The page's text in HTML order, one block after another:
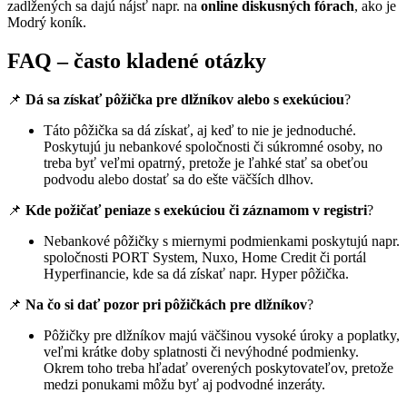
zadlžených sa dajú nájsť napr. na online diskusných fórach, ako je
Modrý koník.
FAQ – často kladené otázky
📌 Dá sa získať pôžička pre dlžníkov alebo s exekúciou?
Táto pôžička sa dá získať, aj keď to nie je jednoduché.
Poskytujú ju nebankové spoločnosti či súkromné osoby, no
treba byť veľmi opatrný, pretože je ľahké stať sa obeťou
podvodu alebo dostať sa do ešte väčších dlhov.
📌 Kde požičať peniaze s exekúciou či záznamom v registri?
Nebankové pôžičky s miernymi podmienkami poskytujú napr.
spoločnosti PORT System, Nuxo, Home Credit či portál
Hyperfinancie, kde sa dá získať napr. Hyper pôžička.
📌 Na čo si dať pozor pri pôžičkách pre dlžníkov?
Pôžičky pre dlžníkov majú väčšinou vysoké úroky a poplatky,
veľmi krátke doby splatnosti či nevýhodné podmienky.
Okrem toho treba hľadať overených poskytovateľov, pretože
medzi ponukami môžu byť aj podvodné inzeráty.